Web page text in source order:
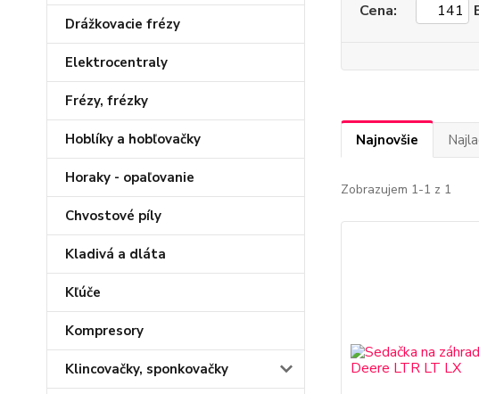
Drážkovacie frézy
Elektrocentraly
Frézy, frézky
Hoblíky a hobľovačky
Horaky - opaľovanie
Chvostové píly
Kladivá a dláta
Kľúče
Kompresory
Klincovačky, sponkovačky
Cena:
Najnovšie
Zobrazujem 1-1 z 1